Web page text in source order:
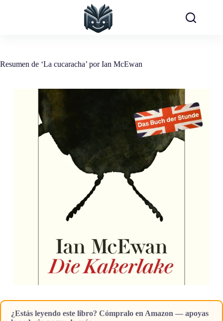
Resumen de ‘La cucaracha’ por Ian McEwan
¿Estás leyendo este libro? Cómpralo en Amazon — apoyas